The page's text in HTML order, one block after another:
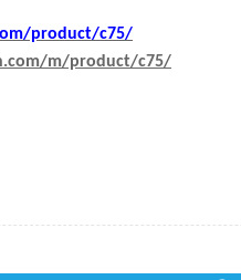
product/c75/
m/product/c75/